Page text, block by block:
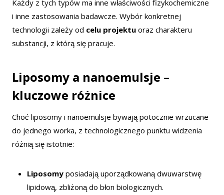
Każdy z tych typów ma inne właściwości fizykochemiczne
i inne zastosowania badawcze. Wybór konkretnej
technologii zależy od celu projektu oraz charakteru
substancji, z którą się pracuje.
Liposomy a nanoemulsje –
kluczowe różnice
Choć liposomy i nanoemulsje bywają potocznie wrzucane
do jednego worka, z technologicznego punktu widzenia
różnią się istotnie:
Liposomy posiadają uporządkowaną dwuwarstwę
lipidową, zbliżoną do błon biologicznych.